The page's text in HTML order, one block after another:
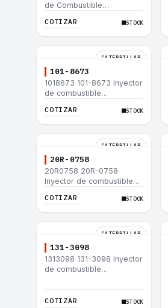
de Combustible
IT12B IT14F IT14B 910E
COTIZAR STOCK
CATERPILLAR
101-8673
1018673 101-8673 Inyector
de combustible
3114 3116
COTIZAR STOCK
CATERPILLAR
20R-0758
20R0758 20R-0758
Inyector de combustible
775D D9R D10R 657E 631E
COTIZAR STOCK
CATERPILLAR
131-3098
1313098 131-3098 Inyector
de combustible
988F II
COTIZAR STOCK